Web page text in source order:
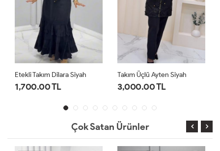
Takım Üçlü Ayten Siyah
3,000.00 TL
Etekli Takım Dilara Yeşil
1,700.00 TL
Çok Satan Ürünler